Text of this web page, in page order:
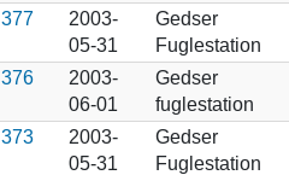
377
2003-
05-31
Gedser
Fuglestation
376
2003-
06-01
Gedser
fuglestation
373
2003-
05-31
Gedser
Fuglestation